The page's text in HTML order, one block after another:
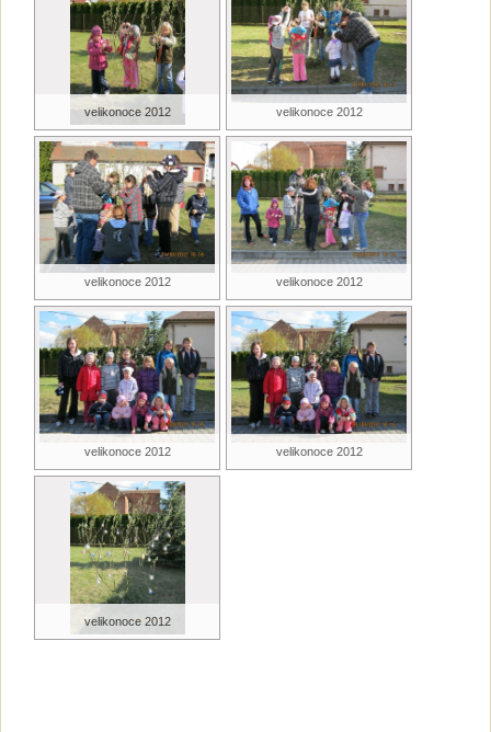
velikonoce 2012 velikonoce 2012
velikonoce 2012 velikonoce 2012
velikonoce 2012 velikonoce 2012
velikonoce 2012